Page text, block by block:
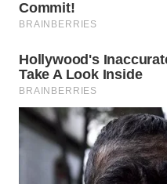
WN
WN
TENGAH
WN DELI
SERDANG